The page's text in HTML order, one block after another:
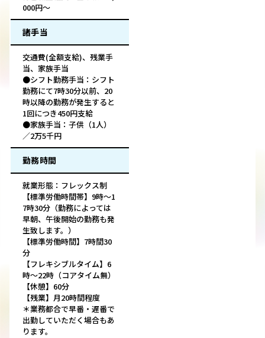
000円～
諸手当
交通費(全額支給)、残業手
当、家族手当
●シフト勤務手当：シフト
勤務にて7時30分以前、20
時以降の勤務が発生すると
1回につき450円支給
●家族手当：子供（1人）
／2万5千円
勤務時間
就業形態：フレックス制
【標準労働時間帯】9時～1
7時30分（勤務によっては
早朝、午後開始の勤務も発
生致します。）
【標準労働時間】7時間30
分
【フレキシブルタイム】6
時～22時（コアタイム無）
【休憩】60分
【残業】月20時間程度
＊業務都合で早番・遅番で
出勤していただく場合もあ
ります。